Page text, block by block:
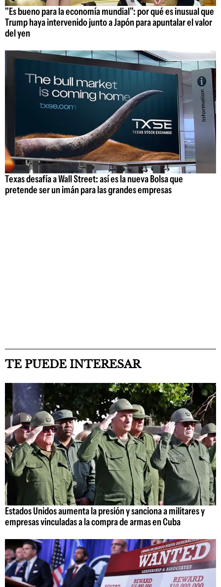
"Es bueno para la economía mundial": por qué es inusual que
Trump haya intervenido junto a Japón para apuntalar el valor
del yen
Texas desafía a Wall Street: así es la nueva Bolsa que
pretende ser un imán para las grandes empresas
TE PUEDE INTERESAR
Estados Unidos aumenta la presión y sanciona a militares y
empresas vinculadas a la compra de armas en Cuba